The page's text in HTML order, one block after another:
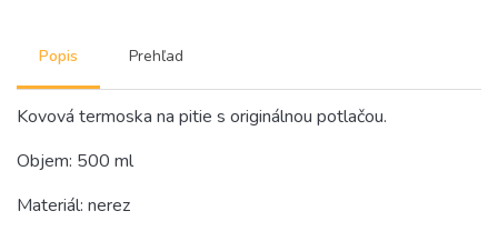
Popis Prehľad
Kovová termoska na pitie s originálnou potlačou.
Objem: 500 ml
Materiál: nerez